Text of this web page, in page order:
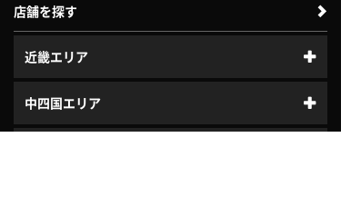
店舗を探す
近畿エリア
中四国エリア